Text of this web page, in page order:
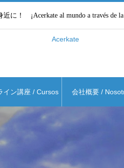
に！ ¡Acerkate al mundo a través de la
イン講座 / Cursos 会社概要 /